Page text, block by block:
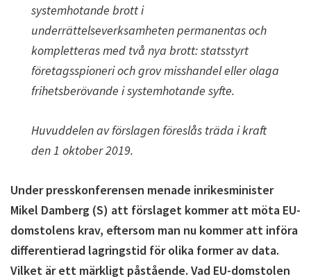
systemhotande brott i
underrättelseverksamheten permanentas och
kompletteras med två nya brott: statsstyrt
företagsspioneri och grov misshandel eller olaga
frihetsberövande i systemhotande syfte.
Huvuddelen av förslagen föreslås träda i kraft
den 1 oktober 2019.
Under presskonferensen menade inrikesminister
Mikel Damberg (S) att förslaget kommer att möta EU-
domstolens krav, eftersom man nu kommer att införa
differentierad lagringstid för olika former av data.
Vilket är ett märkligt påstående. Vad EU-domstolen